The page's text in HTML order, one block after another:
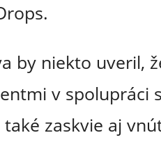
by niekto uveril,
v spolupráci
také zaskvie aj